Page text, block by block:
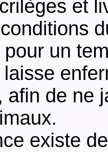
et
un
afin de ne
existe